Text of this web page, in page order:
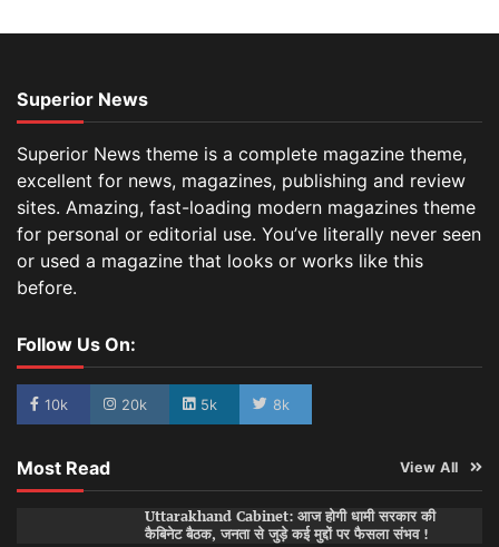
Superior News
Superior News theme is a complete magazine theme,
excellent for news, magazines, publishing and review
sites. Amazing, fast-loading modern magazines theme
for personal or editorial use. You’ve literally never seen
or used a magazine that looks or works like this
before.
Follow Us On:
10k 20k 5k 8k
Most Read View All
Uttarakhand Cabinet: आज होगी धामी सरकार की
कैबिनेट बैठक, जनता से जुड़े कई मुद्दों पर फैसला संभव !